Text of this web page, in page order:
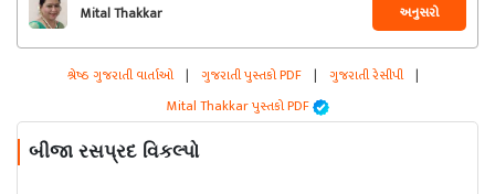
Mital Thakkar અનુસરો
શ્રેષ્ઠ ગુજરાતી વાર્તાઓ | ગુજરાતી પુસ્તકો PDF | ગુજરાતી રેસીપી |
Mital Thakkar પુસ્તકો PDF
બીજા રસપ્રદ વિકલ્પો